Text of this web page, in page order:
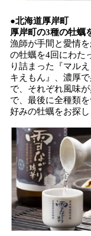
●北海道厚岸町
厚岸町の3種の牡蠣
漁師が手間と愛情
の牡蠣を4回にわた
り詰まった『マル
キえもん』、濃厚
で、それぞれ風味
で、最後に全種類
好みの牡蠣をお探し